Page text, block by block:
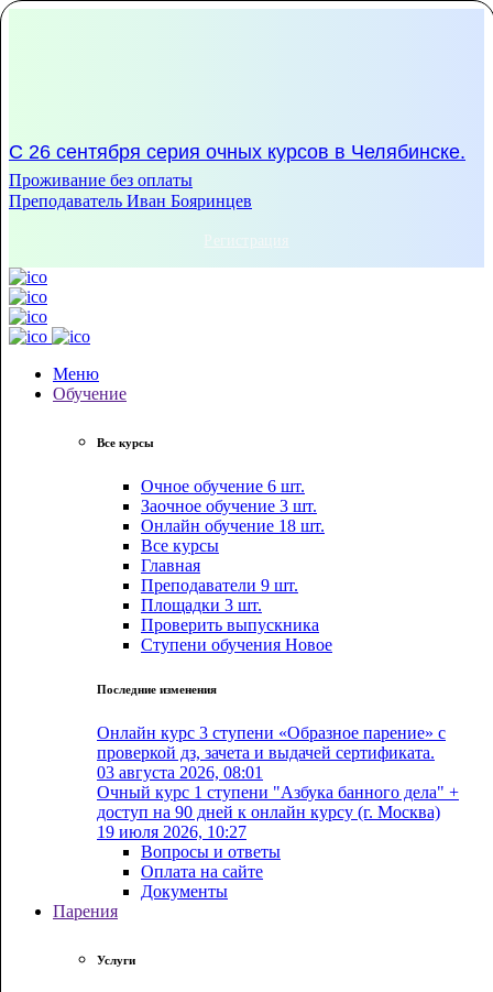
С 26 сентября серия очных курсов в Челябинске.
Проживание без оплаты
Преподаватель Иван Бояринцев
Регистрация
Меню
Обучение
Все курсы
Очное обучение 6 шт.
Заочное обучение 3 шт.
Онлайн обучение 18 шт.
Все курсы
Главная
Преподаватели 9 шт.
Площадки 3 шт.
Проверить выпускника
Cтупени обучения Новое
Последние изменения
Онлайн курс 3 ступени «Образное парение» с
проверкой дз, зачета и выдачей сертификата.
03 августа 2026, 08:01
Очный курс 1 ступени "Азбука банного дела" +
доступ на 90 дней к онлайн курсу (г. Москва)
19 июля 2026, 10:27
Вопросы и ответы
Оплата на сайте
Документы
Парения
Услуги